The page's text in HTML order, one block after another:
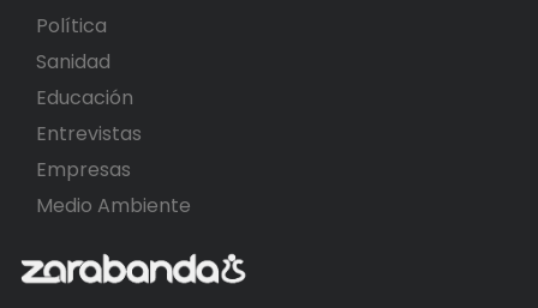
Política
Sanidad
Educación
Entrevistas
Empresas
Medio Ambiente